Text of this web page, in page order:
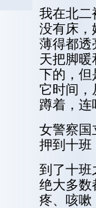
我在北二
没有床，
薄得都透
天把脚暖
下的，但
它时间，
蹲着，连
女警察国
押到十班
到了十班
绝大多数
疼、咳嗽